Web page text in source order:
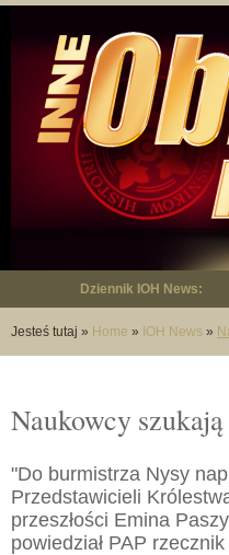
Dziennik IOH News:
Jesteś tutaj » Home » IOH News »
Naukowcy
"Do burmistrza Nysy
Przedstawicieli
przeszłości Emina
powiedział PAP